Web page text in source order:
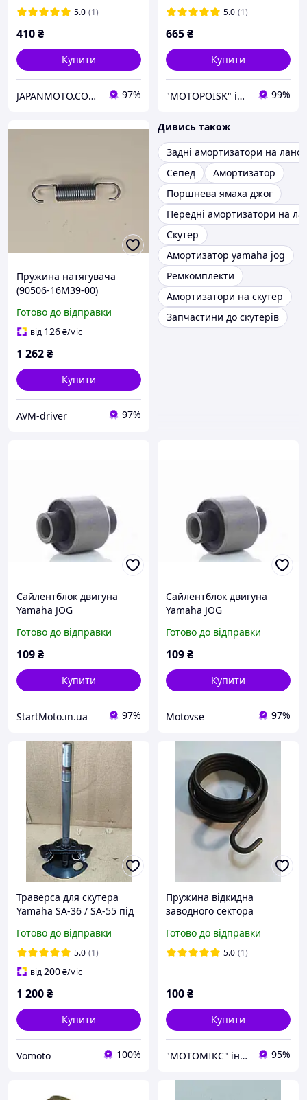
5.0 (1)
410₴
Купити
JAPANMOTO.COM.UA - мотозапчасти & мотоцикли 97%
5.0 (1)
665₴
Купити
"MOTOPOISK" інтернет-магазин мотозапчастин та аксесуарів 99%
Пружина натягувача
(90506-16M39-00)
Готово до відправки
від 126₴/міс
1 262₴
Купити
AVM-driver 97%
Дивись також
Задні амортизатори на ланос
Сепед
Амортизатор
Поршнева ямаха джог
Передні амортизатори на
Скутер
Амортизатор yamaha jog
Ремкомплекти
Амортизатори на скутер
Запчастини до скутерів
Сайлентблок двигуна
Yamaha JOG
Готово до відправки
109₴
Купити
StartMoto.in.ua 97%
Сайлентблок двигуна
Yamaha JOG
Готово до відправки
109₴
Купити
Motovse 97%
Траверса для скутера
Yamaha SA-36 / SA-55 під
(тормоз) original
Готово до відправки
5.0 (1)
від200₴/міс
1 200₴
Купити
Vomoto 100%
Пружина відкидна
заводного сектора
50/Artistik/Aprio/Axis
50/Vino 3KJ
Готово до відправки
5.0 (1)
100₴
Купити
"МОТОМІКС" інтернет-магазин 95%